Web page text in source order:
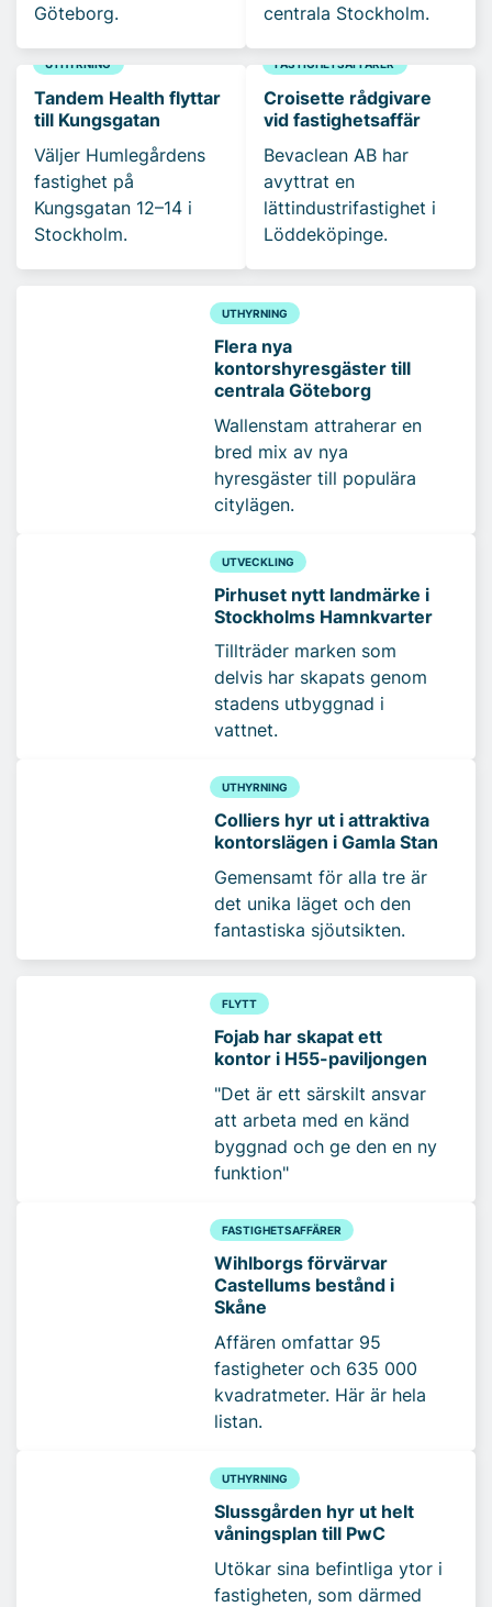
Göteborg.
centrala Stockholm.
UTHYRNING
Tandem Health flyttar
till Kungsgatan
Väljer Humlegårdens
fastighet på
Kungsgatan 12–14 i
Stockholm.
FASTIGHETSAFFÄRER
Croisette rådgivare
vid fastighetsaffär
Bevaclean AB har
avyttrat en
lättindustrifastighet i
Löddeköpinge.
UTHYRNING
Flera nya
kontorshyresgäster till
centrala Göteborg
Wallenstam attraherar en
bred mix av nya
hyresgäster till populära
citylägen.
UTVECKLING
Pirhuset nytt landmärke i
Stockholms Hamnkvarter
Tillträder marken som
delvis har skapats genom
stadens utbyggnad i
vattnet.
UTHYRNING
Colliers hyr ut i attraktiva
kontorslägen i Gamla Stan
Gemensamt för alla tre är
det unika läget och den
fantastiska sjöutsikten.
FLYTT
Fojab har skapat ett
kontor i H55-paviljongen
"Det är ett särskilt ansvar
att arbeta med en känd
byggnad och ge den en ny
funktion"
FASTIGHETSAFFÄRER
Wihlborgs förvärvar
Castellums bestånd i
Skåne
Affären omfattar 95
fastigheter och 635 000
kvadratmeter. Här är hela
listan.
UTHYRNING
Slussgården hyr ut helt
våningsplan till PwC
Utökar sina befintliga ytor i
fastigheten, som därmed